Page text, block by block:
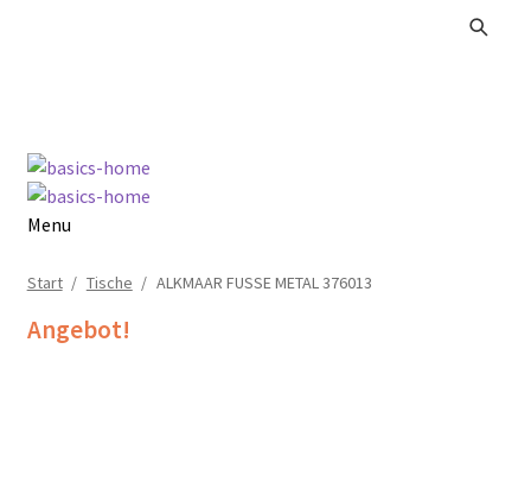
Zur
Navigation
springen
Zum
Inhalt
springen
Menu
Kataloge Landhaus
Start / Tische / ALKMAAR FUSSE METAL 376013
Angebot!